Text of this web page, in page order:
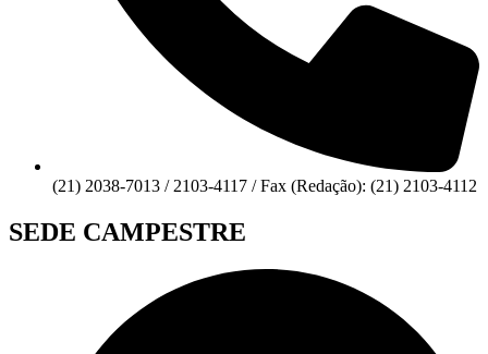
(21) 2038-7013 / 2103-4117 / Fax (Redação): (21) 2103-4112
SEDE CAMPESTRE